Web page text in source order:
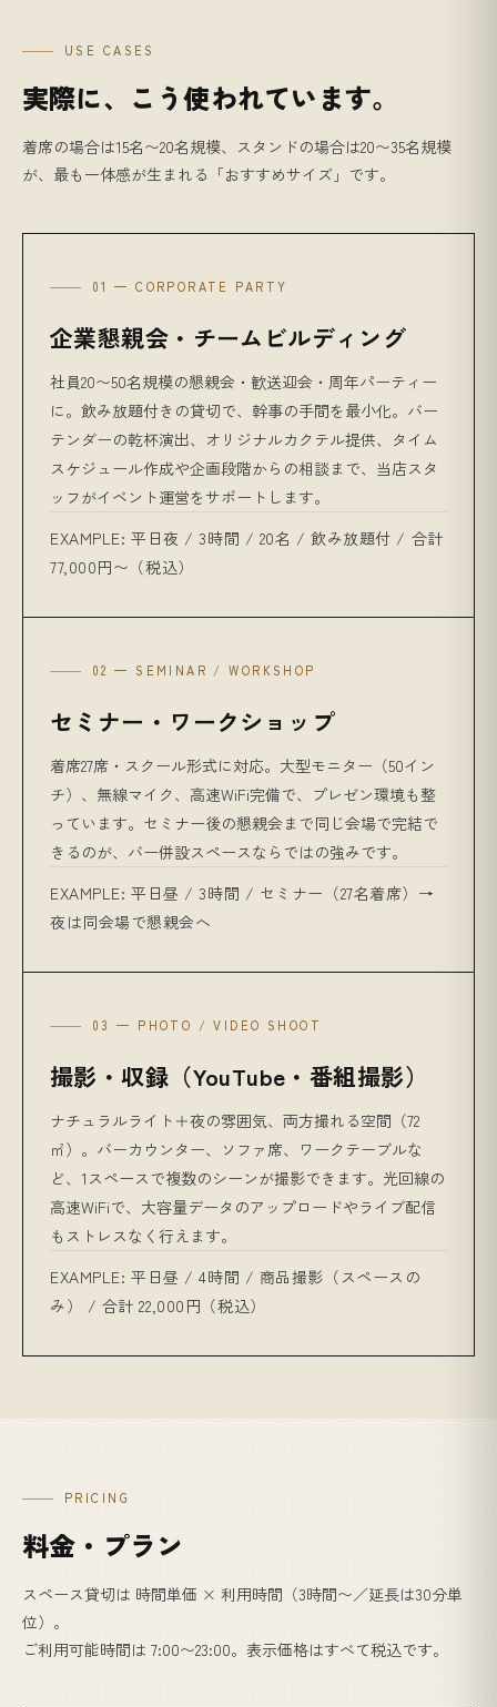
USE CASES
実際に、こう使われています。
着席の場合は15名〜20名規模、スタンドの場合は20〜35名規模
が、最も一体感が生まれる「おすすめサイズ」です。
01 — CORPORATE PARTY
企業懇親会・チームビルディング
社員20〜50名規模の懇親会・歓送迎会・周年パーティー
に。飲み放題付きの貸切で、幹事の手間を最小化。バー
テンダーの乾杯演出、オリジナルカクテル提供、タイム
スケジュール作成や企画段階からの相談まで、当店スタ
ッフがイベント運営をサポートします。
EXAMPLE: 平日夜 / 3時間 / 20名 / 飲み放題付 / 合計
77,000円〜（税込）
02 — SEMINAR / WORKSHOP
セミナー・ワークショップ
着席27席・スクール形式に対応。大型モニター（50イン
チ）、無線マイク、高速WiFi完備で、プレゼン環境も整
っています。セミナー後の懇親会まで同じ会場で完結で
きるのが、バー併設スペースならではの強みです。
EXAMPLE: 平日昼 / 3時間 / セミナー（27名着席）→
夜は同会場で懇親会へ
03 — PHOTO / VIDEO SHOOT
撮影・収録（YouTube・番組撮影）
ナチュラルライト＋夜の雰囲気、両方撮れる空間（72
㎡）。バーカウンター、ソファ席、ワークテーブルな
ど、1スペースで複数のシーンが撮影できます。光回線の
高速WiFiで、大容量データのアップロードやライブ配信
もストレスなく行えます。
EXAMPLE: 平日昼 / 4時間 / 商品撮影（スペースの
み） / 合計 22,000円（税込）
PRICING
料金・プラン
スペース貸切は 時間単価 × 利用時間（3時間〜／延長は30分単
位）。
ご利用可能時間は 7:00〜23:00。表示価格はすべて税込です。